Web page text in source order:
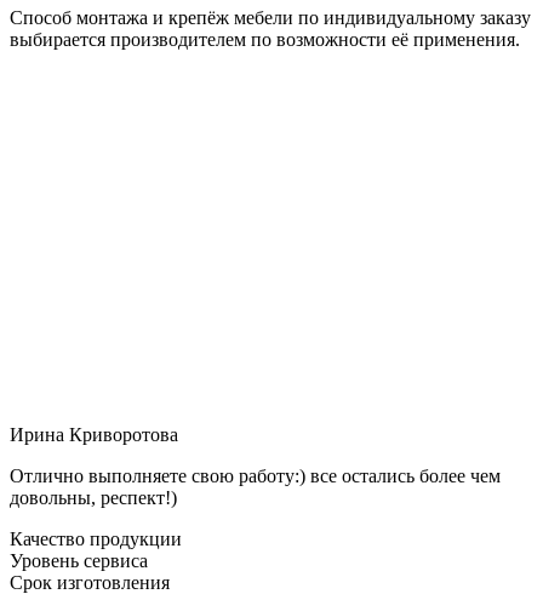
Способ монтажа и крепёж мебели по индивидуальному заказу
выбирается производителем по возможности её применения.
Ирина Криворотова
Отлично выполняете свою работу:) все остались более чем
довольны, респект!)
Качество продукции
Уровень сервиса
Срок изготовления